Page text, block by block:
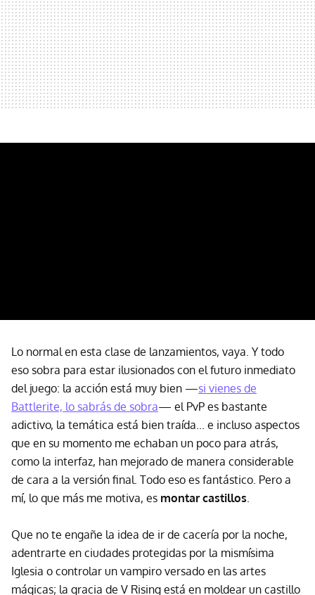
Lo normal en esta clase de lanzamientos, vaya. Y todo
eso sobra para estar ilusionados con el futuro inmediato
del juego: la acción está muy bien —si vienes de
Battlerite, lo sabrás de sobra— el PvP es bastante
adictivo, la temática está bien traída... e incluso aspectos
que en su momento me echaban un poco para atrás,
como la interfaz, han mejorado de manera considerable
de cara a la versión final. Todo eso es fantástico. Pero a
mí, lo que más me motiva, es montar castillos.
Que no te engañe la idea de ir de cacería por la noche,
adentrarte en ciudades protegidas por la mismísima
Iglesia o controlar un vampiro versado en las artes
mágicas; la gracia de V Rising está en moldear un castillo